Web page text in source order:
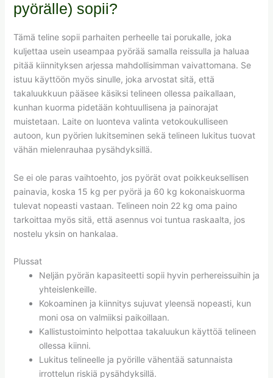
pyörälle) sopii?
Tämä teline sopii parhaiten perheelle tai porukalle, joka
kuljettaa usein useampaa pyörää samalla reissulla ja haluaa
pitää kiinnityksen arjessa mahdollisimman vaivattomana. Se
istuu käyttöön myös sinulle, joka arvostat sitä, että
takaluukkuun pääsee käsiksi telineen ollessa paikallaan,
kunhan kuorma pidetään kohtuullisena ja painorajat
muistetaan. Laite on luonteva valinta vetokoukulliseen
autoon, kun pyörien lukitseminen sekä telineen lukitus tuovat
vähän mielenrauhaa pysähdyksillä.
Se ei ole paras vaihtoehto, jos pyörät ovat poikkeuksellisen
painavia, koska 15 kg per pyörä ja 60 kg kokonaiskuorma
tulevat nopeasti vastaan. Telineen noin 22 kg oma paino
tarkoittaa myös sitä, että asennus voi tuntua raskaalta, jos
nostelu yksin on hankalaa.
Plussat
Neljän pyörän kapasiteetti sopii hyvin perhereissuihin ja
yhteislenkeille.
Kokoaminen ja kiinnitys sujuvat yleensä nopeasti, kun
moni osa on valmiiksi paikoillaan.
Kallistustoiminto helpottaa takaluukun käyttöä telineen
ollessa kiinni.
Lukitus telineelle ja pyörille vähentää satunnaista
irrottelun riskiä pysähdyksillä.